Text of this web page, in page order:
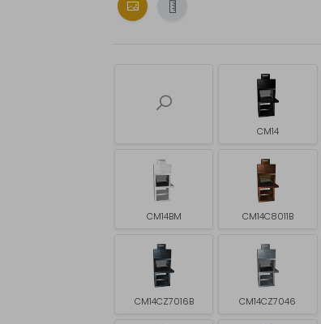
CM14
CM14BM CM14C8011B
CM14CZ7016B CM14CZ7046